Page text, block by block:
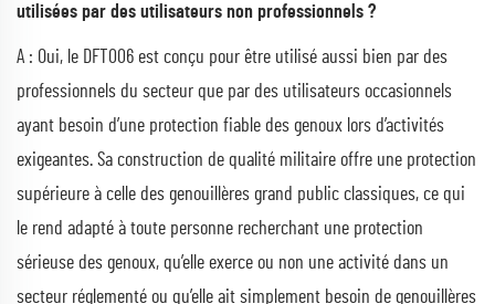
utilisées par des utilisateurs non professionnels ?
A : Oui, le DFT006 est conçu pour être utilisé aussi bien par des
professionnels du secteur que par des utilisateurs occasionnels
ayant besoin d’une protection fiable des genoux lors d’activités
exigeantes. Sa construction de qualité militaire offre une protection
supérieure à celle des genouillères grand public classiques, ce qui
le rend adapté à toute personne recherchant une protection
sérieuse des genoux, qu’elle exerce ou non une activité dans un
secteur réglementé ou qu’elle ait simplement besoin de genouillères